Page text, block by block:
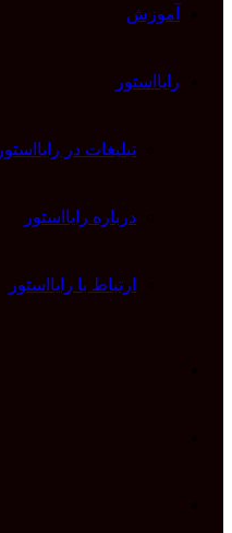
آموزش
رایااستور
تبلیغات در رایااستور
درباره رایااستور
ارتباط با رایااستور